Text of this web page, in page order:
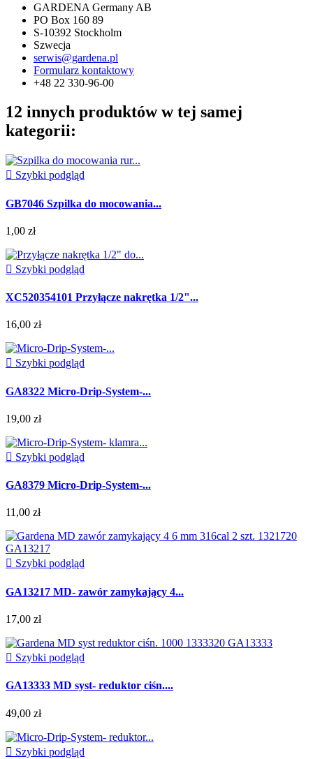
GARDENA Germany AB
PO Box 160 89
S-10392 Stockholm
Szwecja
serwis@gardena.pl
Formularz kontaktowy
+48 22 330-96-00
12 innych produktów w tej samej
kategorii:
 Szybki podgląd
GB7046 Szpilka do mocowania...
1,00 zł
 Szybki podgląd
XC520354101 Przyłącze nakrętka 1/2"...
16,00 zł
 Szybki podgląd
GA8322 Micro-Drip-System-...
19,00 zł
 Szybki podgląd
GA8379 Micro-Drip-System-...
11,00 zł
 Szybki podgląd
GA13217 MD- zawór zamykający 4...
17,00 zł
 Szybki podgląd
GA13333 MD syst- reduktor ciśn....
49,00 zł
 Szybki podgląd